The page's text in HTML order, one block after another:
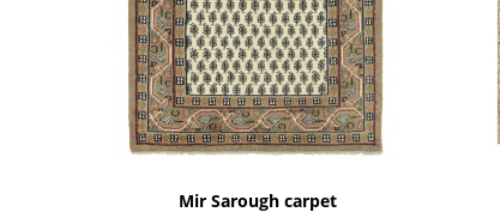
Mir Sarough carpet